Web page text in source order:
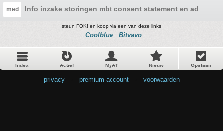
med Info inzake storingen mbt consent statement en ads
steun FOK! en koop via een van deze links
Coolblue Bitvavo
Index Actief MyAT Nieuw Opslaan
privacy premium account voorwaarden